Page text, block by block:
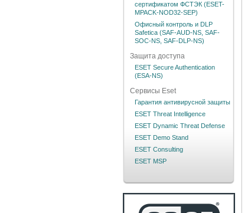
сертификатом ФСТЭК (ESET-
MPACK-NOD32-SEP)
Офисный контроль и DLP
Safetica (SAF-AUD-NS, SAF-
SOC-NS, SAF-DLP-NS)
Защита доступа
ESET Secure Authentication
(ESA-NS)
Сервисы Eset
Гарантия антивирусной защиты
ESET Threat Intelligence
ESET Dynamic Threat Defense
ESET Demo Stand
ESET Consulting
ESET MSP